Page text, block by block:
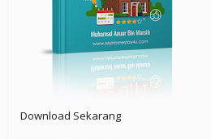
Download Sekarang